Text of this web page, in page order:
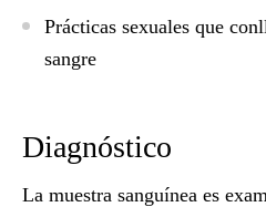
Prácticas sexuales que
sangre
Diagnóstico
La muestra sanguínea es